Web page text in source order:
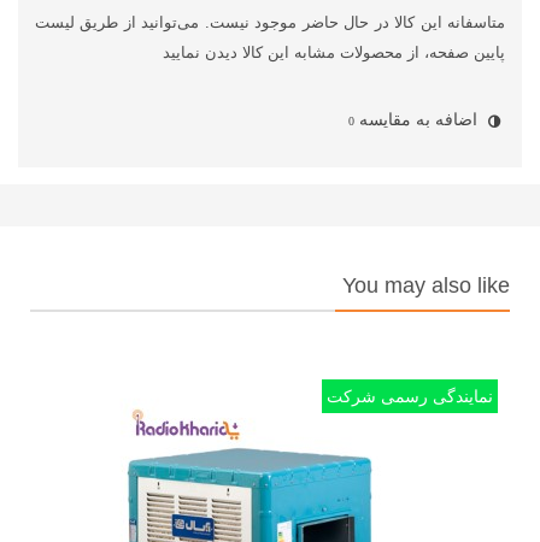
متاسفانه این کالا در حال حاضر موجود نیست. می‌توانید از طریق لیست
پایین صفحه، از محصولات مشابه این کالا دیدن نمایید
اضافه به مقایسه 0
You may also like
نمایندگی رسمی شرکت